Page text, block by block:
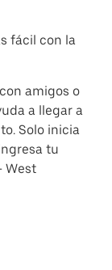
fácil con la
amigos o
a llegar a
Solo inicia
tu
West